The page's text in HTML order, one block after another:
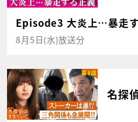
Episode3 大炎上…暴走
8月5日(水)放送分
名探